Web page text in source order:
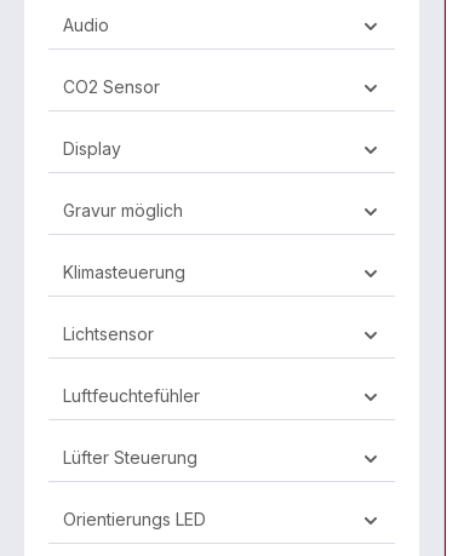
Audio
CO2 Sensor
Display
Gravur möglich
Klimasteuerung
Lichtsensor
Luftfeuchtefühler
Lüfter Steuerung
Orientierungs LED